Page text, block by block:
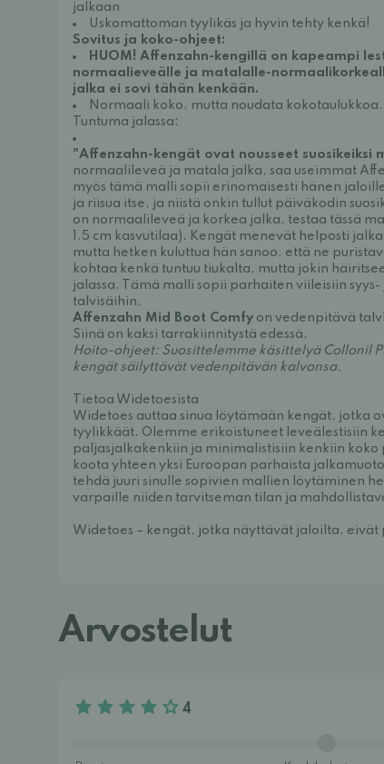
jalkaan
Uskomattoman tyylikäs ja hyvin tehty kenkä!
Sovitus ja koko-ohjeet:
HUOM! Affenzahn-kengillä on kapeampi
normaalieveälle ja matalalle-
jalka ei sovi tähän kenkään.
Normaali koko, mutta noudata kokotaulukkoa.
Tuntuma jalassa:
"Affenzahn-kengät ovat nousseet suosikeiksi
normaalileveä ja matala jalka, saa useimmat
myös tämä malli sopii erinomaisesti hänen
ja riisua itse, ja niistä onkin tullut päiväkodin
on normaalileveä ja korkea jalka, testaa tässä
1,5 cm kasvutilaa). Kengät menevät helposti
mutta hetken kuluttua hän sanoo, että ne
kohtaa kenkä tuntuu tiukalta, mutta jokin
jalassa. Tämä malli sopii parhaiten viileisiin
talvisäihin.
Affenzahn Mid Boot Comfy on vedenpitävä
Siinä on kaksi tarrakiinnitystä edessä.
Hoito-ohjeet: Suosittelemme käsittelyä Collonil
kengät säilyttävät vedenpitävän kalvonsa.
Tietoa Widetoesista
Widetoes auttaa sinua löytämään kengät, jotka
tyylikkäät. Olemme erikoistuneet leveälestisiin
paljasjalkakenkiin ja minimalistisiin kenkiin
koota yhteen yksi Euroopan parhaista
tehdä juuri sinulle sopivien mallien löytäminen
varpaille niiden tarvitseman tilan ja
Widetoes – kengät, jotka näyttävät jaloilta, eivät
Arvostelut
4